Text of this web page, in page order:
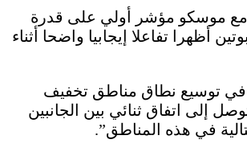
مع موسكو مؤشر أولي على قدرة
أظهرا تفاعلا إيجابيا واضحا أثناء
في توسيع نطاق مناطق تخفيف
إلى اتفاق ثنائي بين الجانبين
في هذه المناطق”.